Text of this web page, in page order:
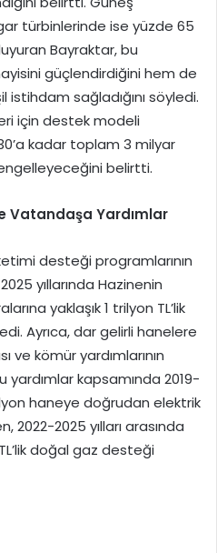
türbinlerinde ise yüzde 65
Bayraktar, bu
güçlendirdiğini hem de
sağladığını söyledi.
için destek modeli
kadar toplam 3 milyar
belirtti.
Vatandaşa Yardımlar
desteği programlarının
yıllarında Hazinenin
yaklaşık 1 trilyon TL’lik
Ayrıca, dar gelirli hanelere
kömür yardımlarının
kapsamında 2019-
haneye doğrudan elektrik
2025 yılları arasında
doğal gaz desteği